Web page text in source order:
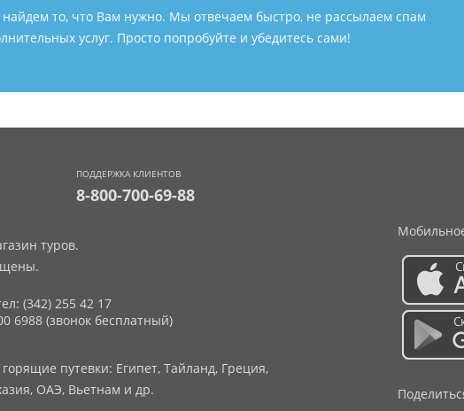
найдем то, что Вам нужно. Мы отвечаем быстро, не рассылаем спам
услуг. Просто попробуйте и убедитесь сами!
ПОДДЕРЖКА КЛИЕНТОВ
8-800-700-69-88
туров.
(342) 255 42 17
6988 (звонок бесплатный)
путевки: Египет, Тайланд, Греция,
ОАЭ, Вьетнам и др.